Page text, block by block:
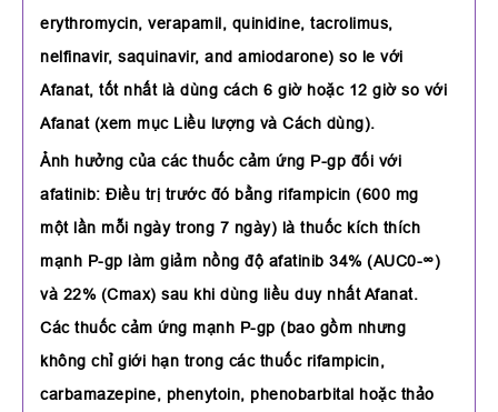
erythromycin, verapamil, quinidine, tacrolimus,
nelfinavir, saquinavir, and amiodarone) so le với
Afanat, tốt nhất là dùng cách 6 giờ hoặc 12 giờ so với
Afanat (xem mục Liều lượng và Cách dùng).
Ảnh hưởng của các thuốc cảm ứng P-gp đối với
afatinib: Điều trị trước đó bằng rifampicin (600 mg
một lần mỗi ngày trong 7 ngày) là thuốc kích thích
mạnh P-gp làm giảm nồng độ afatinib 34% (AUC0-∞)
và 22% (Cmax) sau khi dùng liều duy nhất Afanat.
Các thuốc cảm ứng mạnh P-gp (bao gồm nhưng
không chỉ giới hạn trong các thuốc rifampicin,
carbamazepine, phenytoin, phenobarbital hoặc thảo